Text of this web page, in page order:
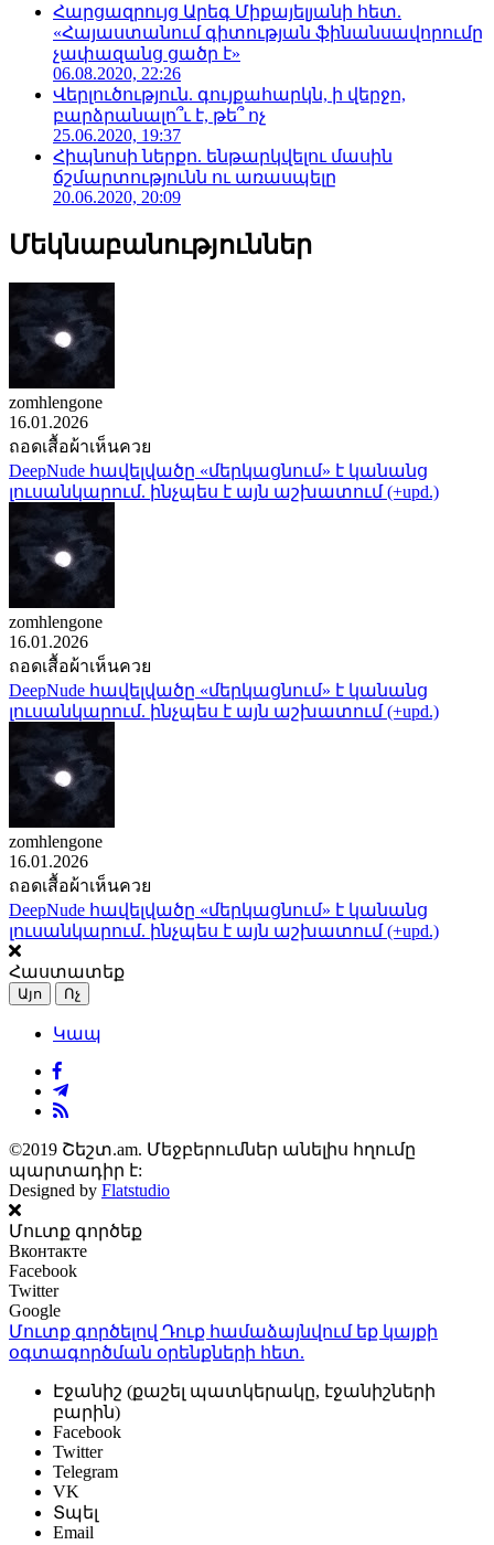
Հարցազրույց Արեգ Միքայելյանի հետ.
«Հայաստանում գիտության ֆինանսավորումը
չափազանց ցածր է»
06.08.2020, 22:26
Վերլուծություն. գույքահարկն, ի վերջո,
բարձրանալո՞ւ է, թե՞ ոչ
25.06.2020, 19:37
Հիպնոսի ներքո. ենթարկվելու մասին
ճշմարտությունն ու առասպելը
20.06.2020, 20:09
Մեկնաբանություններ
zomhlengone
16.01.2026
ถอดเสื้อผ้าเห็นควย
DeepNude հավելվածը «մերկացնում» է կանանց
լուսանկարում. ինչպես է այն աշխատում (+upd.)
zomhlengone
16.01.2026
ถอดเสื้อผ้าเห็นควย
DeepNude հավելվածը «մերկացնում» է կանանց
լուսանկարում. ինչպես է այն աշխատում (+upd.)
zomhlengone
16.01.2026
ถอดเสื้อผ้าเห็นควย
DeepNude հավելվածը «մերկացնում» է կանանց
լուսանկարում. ինչպես է այն աշխատում (+upd.)
Հաստատեք
Այո Ոչ
Կապ
©2019 Շեշտ.am. Մեջբերումներ անելիս հղումը
պարտադիր է:
Designed by Flatstudio
Մուտք գործեք
Вконтакте
Facebook
Twitter
Google
Մուտք գործելով Դուք համաձայնվում եք կայքի
օգտագործման օրենքների հետ.
Էջանիշ (քաշել պատկերակը, էջանիշների
բարին)
Facebook
Twitter
Telegram
VK
Տպել
Email